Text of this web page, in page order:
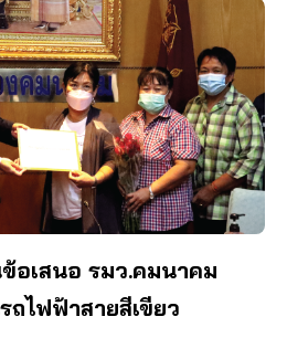
อเสนอ รมว.คมนาคม
ไฟฟ้าสายสีเขียว